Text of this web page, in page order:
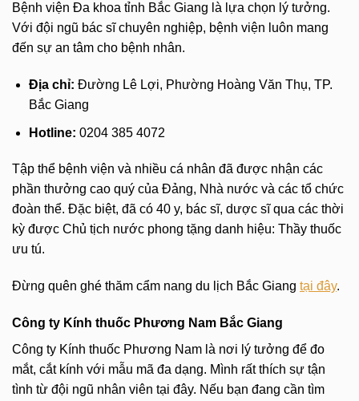
Bệnh viện Đa khoa tỉnh Bắc Giang là lựa chọn lý tưởng.
Với đội ngũ bác sĩ chuyên nghiệp, bệnh viện luôn mang
đến sự an tâm cho bệnh nhân.
Địa chỉ: Đường Lê Lợi, Phường Hoàng Văn Thụ, TP.
Bắc Giang
Hotline: 0204 385 4072
Tập thể bệnh viện và nhiều cá nhân đã được nhận các
phần thưởng cao quý của Đảng, Nhà nước và các tổ chức
đoàn thể. Đặc biệt, đã có 40 y, bác sĩ, dược sĩ qua các thời
kỳ được Chủ tịch nước phong tặng danh hiệu: Thầy thuốc
ưu tú.
Đừng quên ghé thăm cẩm nang du lịch Bắc Giang tại đây.
Công ty Kính thuốc Phương Nam Bắc Giang
Công ty Kính thuốc Phương Nam là nơi lý tưởng để đo
mắt, cắt kính với mẫu mã đa dạng. Mình rất thích sự tận
tình từ đội ngũ nhân viên tại đây. Nếu bạn đang cần tìm